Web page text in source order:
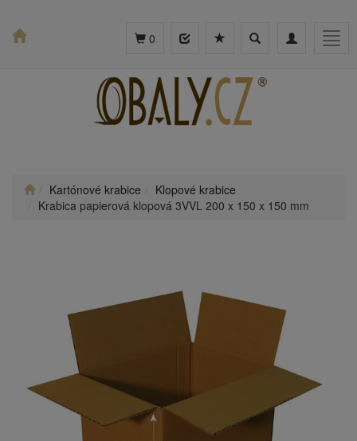
Toggle
Toggle
0
Kartónové krabice
Klopové krabice
Krabica papierová klopová 3VVL 200 x 150 x 150 mm